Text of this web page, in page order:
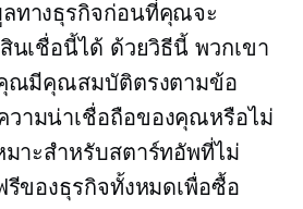
ทางธุรกิจก่อนที่คุณจะ
นเชื่อนี้ได้ ด้วยวิธีนี้ พวกเขา
ณมีคุณสมบัติตรงตามข้อ
ามน่าเชื่อถือของคุณหรือไม่
มาะสำหรับสตาร์ทอัพที่ไม่
รีของธุรกิจทั้งหมดเพื่อซื้อ